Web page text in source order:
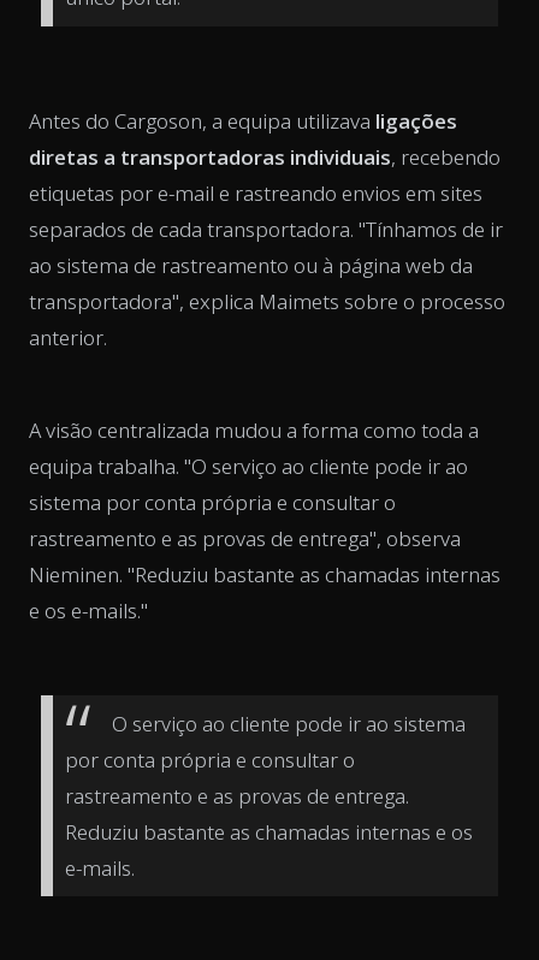
Antes do Cargoson, a equipa utilizava ligações
diretas a transportadoras individuais, recebendo
etiquetas por e-mail e rastreando envios em sites
separados de cada transportadora. "Tínhamos de ir
ao sistema de rastreamento ou à página web da
transportadora", explica Maimets sobre o processo
anterior.
A visão centralizada mudou a forma como toda a
equipa trabalha. "O serviço ao cliente pode ir ao
sistema por conta própria e consultar o
rastreamento e as provas de entrega", observa
Nieminen. "Reduziu bastante as chamadas internas
e os e-mails."
O serviço ao cliente pode ir ao sistema
por conta própria e consultar o
rastreamento e as provas de entrega.
Reduziu bastante as chamadas internas e os
e-mails.